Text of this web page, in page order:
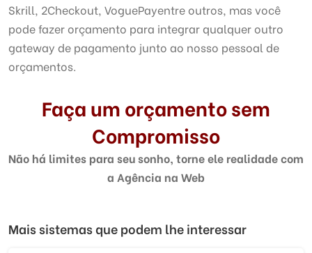
Skrill, 2Checkout, VoguePayentre outros, mas você
pode fazer orçamento para integrar qualquer outro
gateway de pagamento junto ao nosso pessoal de
orçamentos.
Faça um orçamento sem
Compromisso
Não há limites para seu sonho, torne ele realidade com
a Agência na Web
Mais sistemas que podem lhe interessar